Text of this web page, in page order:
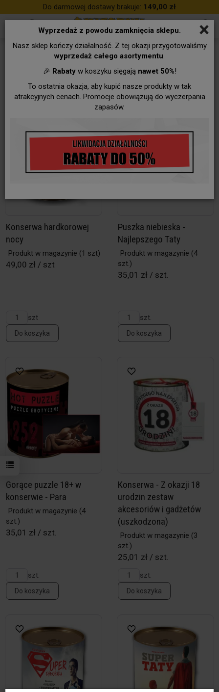
×
Wyprzedaż z powodu zamknięcia sklepu.
Nasz sklep kończy działalność. Z tej okazji przygotowaliśmy
wyprzedaż całego asortymentu.
🎉 Rabatyw koszyku sięgają nawet 50%!
To ostatnia okazja, aby kupić nasze produkty w tak
atrakcyjnych cenach. Promocje obowiązują do wyczerpania
zapasów.
Do darmowej dostawy brakuje: 149,00 zł
KONSERWY
Konserwa hardkorowej
nocy
Produkt w magazynie (1 szt)
49,00 zł / szt
szt
Do koszyka
Puszka niebieska -
Najlepszego Taty
Produkt w magazynie (4
szt.)
35,01 zł / szt.
szt.
Do koszyka
Gorące puzzle 18+ w
konserwie - Para
Produkt w magazynie (4
szt.)
35,01 zł / szt.
szt.
Do koszyka
Konserwa - Z okazji 18
urodzin zestaw
akcesoriów i gadżetów
(uszkodzona)
Produkt w magazynie (3
szt.)
25,01 zł / szt.
szt.
Do koszyka